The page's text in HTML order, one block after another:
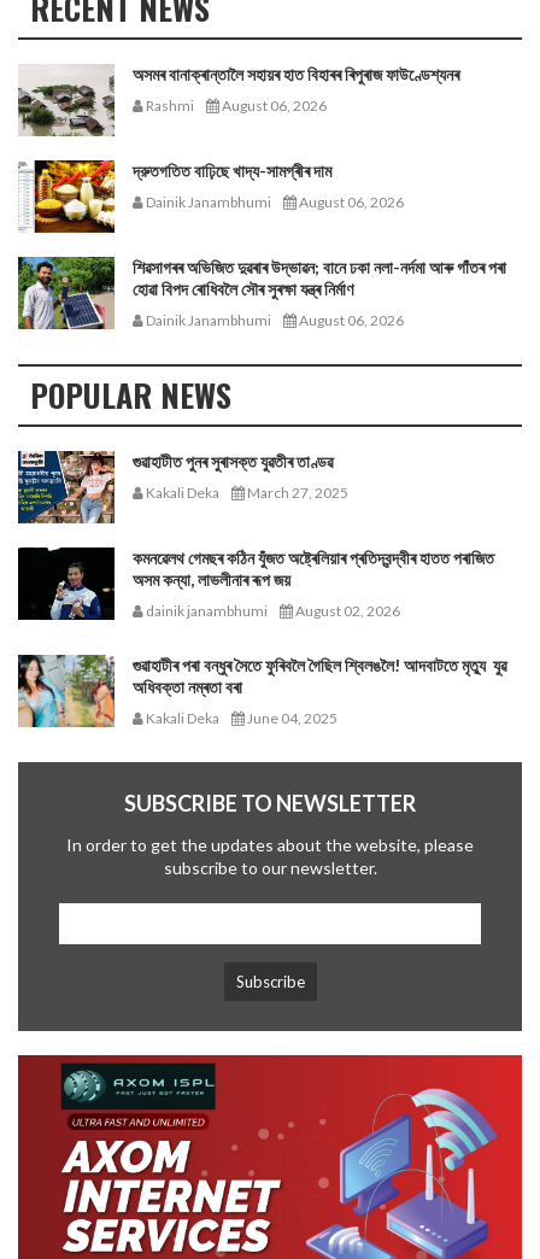
অসমৰ বানাক্ৰান্তালৈ সহায়ৰ হাত বিহাৰৰ ৰিপুৰাজ ফাউণ্ডেশ্যনৰ
Rashmi August 06, 2026
দ্রুতগতিত বাঢ়িছে খাদ্য-সামগ্ৰীৰ দাম
Dainik Janambhumi August 06, 2026
শিৱসাগৰৰ অভিজিত দুৱৰাৰ উদ্ভাৱন; বানে ঢকা নলা-নৰ্দমা আৰু গাঁতৰ পৰা
হোৱা বিপদ ৰোধিবলৈ সৌৰ সুৰক্ষা যন্ত্ৰ নিৰ্মাণ
Dainik Janambhumi August 06, 2026
POPULAR NEWS
গুৱাহাটীত পুনৰ সুৰাসক্ত যুৱতীৰ তাণ্ডৱ
Kakali Deka March 27, 2025
কমনৱেলথ গেমছৰ কঠিন যুঁজত অষ্ট্ৰেলিয়াৰ প্ৰতিদ্বন্দ্বীৰ হাতত পৰাজিত
অসম কন্যা, লাভলীনাৰ ৰূপ জয়
dainik janambhumi August 02, 2026
গুৱাহাটীৰ পৰা বন্ধুৰ সৈতে ফুৰিবলৈ গৈছিল শ্বিলঙলৈ! আদবাটতে মৃত্যু যুৱ
অধিবক্তা নম্ৰতা বৰা
Kakali Deka June 04, 2025
SUBSCRIBE TO NEWSLETTER
In order to get the updates about the website, please
subscribe to our newsletter.